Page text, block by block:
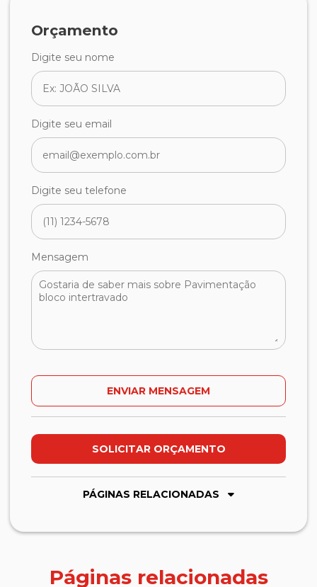
Orçamento
Digite seu nome
Digite seu email
Digite seu telefone
Mensagem
SOLICITAR ORÇAMENTO
PÁGINAS RELACIONADAS
Páginas relacionadas